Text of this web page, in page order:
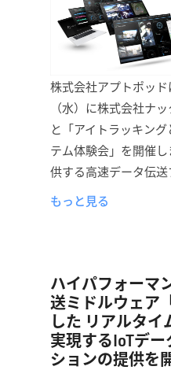
株式会社アプトポッ
（水）に株式会社ナ
と「アイトラッキン
テム体験会」を開催
供する高速データ伝
もっと見る
ハイパフォーマ
送ミドルウェア
した リアルタ
実現するIoTデ
ションの提供を